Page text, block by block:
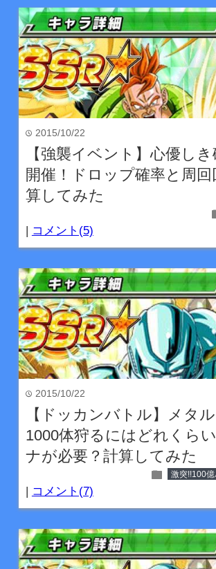
time 2015/10/22
【強襲イベント】心優し
開催！ドロップ確率と周
算してみた
| コメント(5)
time 2015/10/22
【ドッカンバトル】メタ
1000体狩るにはどれくら
ナが必要？計算してみた
folder 激突!!100
| コメント(7)